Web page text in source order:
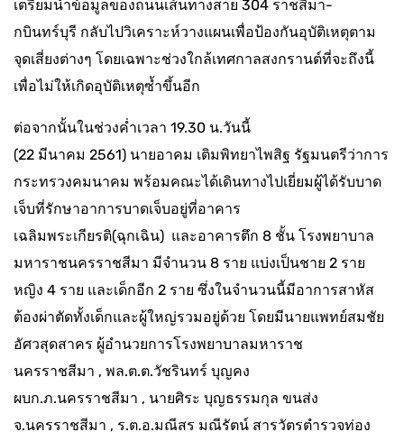
เตรียมนำข้อมูลของถนนเส้นทางสาย 304 ราชสีมา-
กบินทร์บุรี กลับไปวิเคราะห์วางแผนเพื่อป้องกันอุบัติเหตุตาม
จุดเสี่ยงต่างๆ โดยเฉพาะช่วงใกล้เทศกาลสงกรานต์ที่จะถึงนี้
เพื่อไม่ให้เกิดอุบัติเหตุซ้ำขึ้นอีก
ต่อจากนั้นในช่วงค่ำเวลา 19.30 น.วันนี้
(22 มีนาคม 2561) นายอาคม เติมพิทยาไพสิฐ รัฐมนตรีว่าการ
กระทรวงคมนาคม พร้อมคณะได้เดินทางไปเยี่ยมผู้ได้รับบาด
เจ็บที่รักษาอาการบาดเจ็บอยู่ที่อาคาร
เฉลิมพระเกียรติ(ฉุกเฉิน) และอาคารตึก 8 ชั้น โรงพยาบาล
มหาราชนครราชสีมา มีจำนวน 8 ราย แบ่งเป็นชาย 2 ราย
หญิง 4 ราย และเด็กอีก 2 ราย ซึ่งในจำนวนนี้มีอาการสาหัส
ต้องผ่าตัดทั้งเด็กและผู้ใหญ่รวมอยู่ด้วย โดยมีนายแพทย์สมชัย
อัศวสุดสาคร ผู้อำนวยการโรงพยาบาลมหาราช
นครราชสีมา , พล.ต.ต.วัชรินทร์ บุญคง
ผบก.ภ.นครราชสีมา , นายศิระ บุญธรรมกุล ขนส่ง
จ.นครราชสีมา , ร.ต.อ.มณีสร มณีรัตน์ สารวัตรตำรวจท่อง